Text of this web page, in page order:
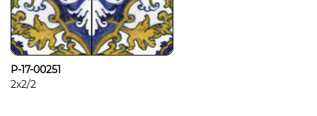
P-17-00251
2x2/2